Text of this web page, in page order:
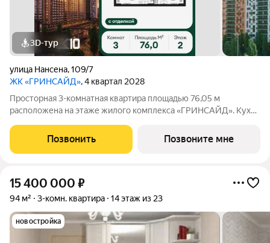
3D-тур
улица Нансена,109/7
ЖК «ГРИНСАЙД», 4 квартал 2028
Просторная 3-комнатная квартира площадью 76,05 м
расположена на этаже жилого комплекса «ГРИНСАЙД». Кухня
ужинов. Светлые жилые комнаты общей площадью
15,85/9,48/12,72 м обеспечивают комфортное
Позвонить Позвоните мне
15 400 000 ₽
94 м² 3-комн. квартира 14 этаж из 23
новостройка